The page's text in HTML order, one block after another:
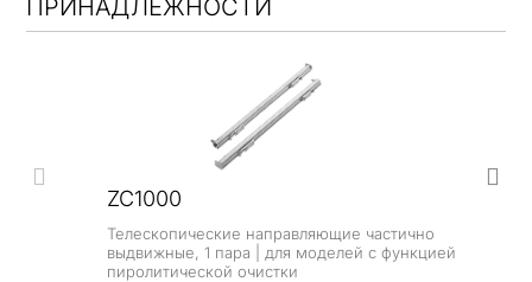
ПРИНАДЛЕЖНОСТИ
ZC1000
Телескопические направляющие частично
выдвижные, 1 пара | для моделей с функцией
пиролитической очистки